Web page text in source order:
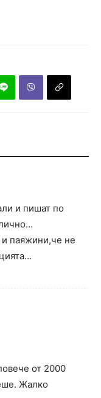
и пишат по
паяжини,че не
от 2000
Жалко